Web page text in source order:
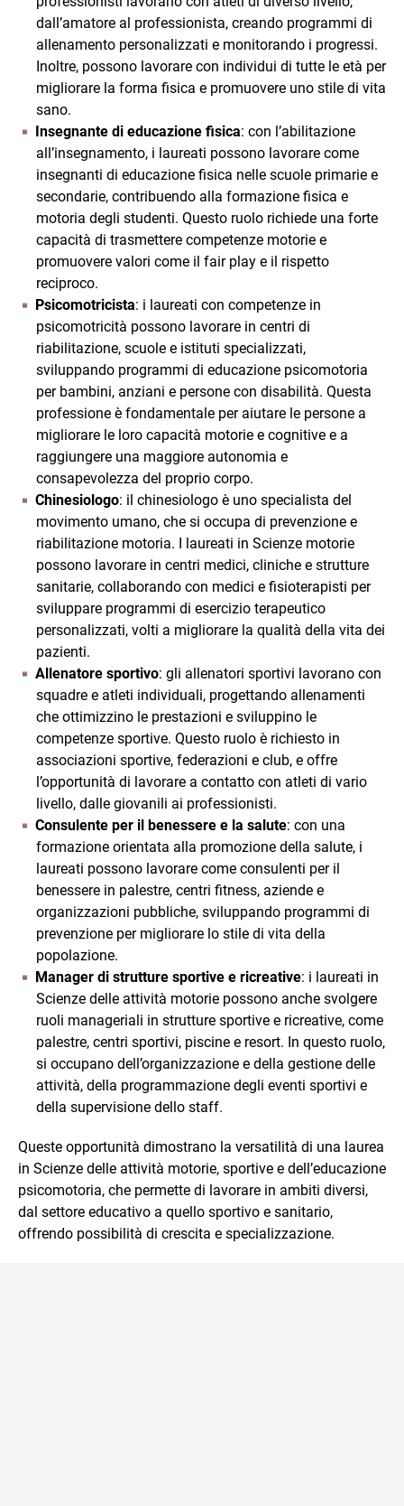
dall’amatore al professionista, creando programmi di
allenamento personalizzati e monitorando i progressi.
Inoltre, possono lavorare con individui di tutte le età per
migliorare la forma fisica e promuovere uno stile di vita
sano.
Insegnante di educazione fisica: con l’abilitazione
all’insegnamento, i laureati possono lavorare come
insegnanti di educazione fisica nelle scuole primarie e
secondarie, contribuendo alla formazione fisica e
motoria degli studenti. Questo ruolo richiede una forte
capacità di trasmettere competenze motorie e
promuovere valori come il fair play e il rispetto
reciproco.
Psicomotricista: i laureati con competenze in
psicomotricità possono lavorare in centri di
riabilitazione, scuole e istituti specializzati,
sviluppando programmi di educazione psicomotoria
per bambini, anziani e persone con disabilità. Questa
professione è fondamentale per aiutare le persone a
migliorare le loro capacità motorie e cognitive e a
raggiungere una maggiore autonomia e
consapevolezza del proprio corpo.
Chinesiologo: il chinesiologo è uno specialista del
movimento umano, che si occupa di prevenzione e
riabilitazione motoria. I laureati in Scienze motorie
possono lavorare in centri medici, cliniche e strutture
sanitarie, collaborando con medici e fisioterapisti per
sviluppare programmi di esercizio terapeutico
personalizzati, volti a migliorare la qualità della vita dei
pazienti.
Allenatore sportivo: gli allenatori sportivi lavorano con
squadre e atleti individuali, progettando allenamenti
che ottimizzino le prestazioni e sviluppino le
competenze sportive. Questo ruolo è richiesto in
associazioni sportive, federazioni e club, e offre
l’opportunità di lavorare a contatto con atleti di vario
livello, dalle giovanili ai professionisti.
Consulente per il benessere e la salute: con una
formazione orientata alla promozione della salute, i
laureati possono lavorare come consulenti per il
benessere in palestre, centri fitness, aziende e
organizzazioni pubbliche, sviluppando programmi di
prevenzione per migliorare lo stile di vita della
popolazione.
Manager di strutture sportive e ricreative: i laureati in
Scienze delle attività motorie possono anche svolgere
ruoli manageriali in strutture sportive e ricreative, come
palestre, centri sportivi, piscine e resort. In questo ruolo,
si occupano dell’organizzazione e della gestione delle
attività, della programmazione degli eventi sportivi e
della supervisione dello staff.
Queste opportunità dimostrano la versatilità di una laurea
in Scienze delle attività motorie, sportive e dell’educazione
psicomotoria, che permette di lavorare in ambiti diversi,
dal settore educativo a quello sportivo e sanitario,
offrendo possibilità di crescita e specializzazione.